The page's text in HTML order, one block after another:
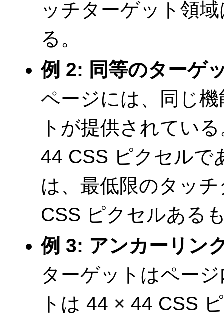
ッチターゲット領
る。
例 2: 同等のターゲ
ページには、同じ
トが提供されてい
44 CSS ピクセルで
は、最低限のタッ
CSS ピクセルある
例 3: アンカーリン
ターゲットはペー
トは 44 × 44 CSS